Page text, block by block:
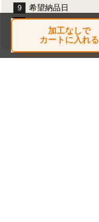
加工なしで
カートに入れる
9 希望納品日
お支払い方法